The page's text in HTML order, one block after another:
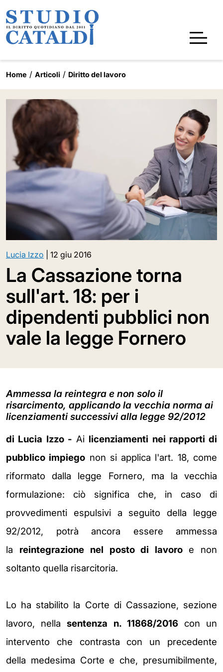
Home Articoli Diritto del lavoro
Lucia Izzo 12 giu 2016
La Cassazione torna
sull'art. 18: per i
dipendenti pubblici non
vale la legge Fornero
Ammessa la reintegra e non solo il
risarcimento, applicando la vecchia norma ai
licenziamenti successivi alla legge 92/2012
di Lucia Izzo - Ai licenziamenti nei rapporti di
pubblico impiego non si applica l'art. 18, come
riformato dalla legge Fornero, ma la vecchia
formulazione: ciò significa che, in caso di
provvedimenti espulsivi a seguito della legge
92/2012, potrà ancora essere ammessa
la reintegrazione nel posto di lavoro e non
soltanto quella risarcitoria.
Lo ha stabilito la Corte di Cassazione, sezione
lavoro, nellasentenza n. 11868/2016con un
intervento che contrasta con un precedente
della medesima Corte e che, presumibilmente,